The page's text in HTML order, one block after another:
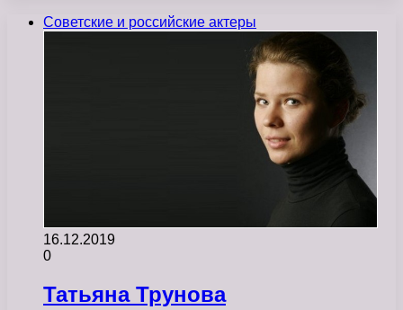
Советские и российские актеры
16.12.2019
0
Татьяна Трунова